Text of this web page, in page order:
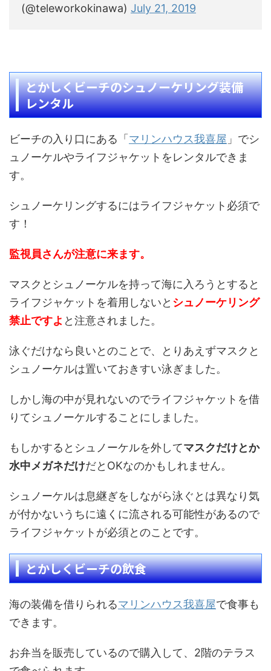
(@teleworkokinawa) July 21, 2019
とかしくビーチのシュノーケリング装備
レンタル
ビーチの入り口にある「 マリンハウス我喜屋 」でシ
ュノーケルやライフジャケットをレンタルできま
す。
シュノーケリングするにはライフジャケット必須で
す！
監視員さんが注意に来ます。
マスクとシュノーケルを持って海に入ろうとすると
ライフジャケットを着用しないと シュノーケリング
禁止ですよ と注意されました。
泳ぐだけなら良いとのことで、とりあえずマスクと
シュノーケルは置いておきすい泳ぎました。
しかし海の中が見れないのでライフジャケットを借
りてシュノーケルすることにしました。
もしかするとシュノーケルを外してマスクだけとか
水中メガネだけだとOKなのかもしれません。
シュノーケルは息継ぎをしながら泳ぐとは異なり気
が付かないうちに遠くに流される可能性があるので
ライフジャケットが必須とのことです。
とかしくビーチの飲食
海の装備を借りられるマリンハウス我喜屋で食事も
できます。
お弁当を販売しているので購入して、2階のテラス